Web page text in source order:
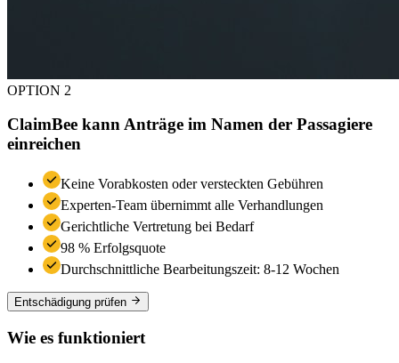
OPTION 2
ClaimBee kann Anträge im Namen der Passagiere
einreichen
Keine Vorabkosten oder versteckten Gebühren
Experten-Team übernimmt alle Verhandlungen
Gerichtliche Vertretung bei Bedarf
98 % Erfolgsquote
Durchschnittliche Bearbeitungszeit: 8-12 Wochen
Entschädigung prüfen
Wie es funktioniert